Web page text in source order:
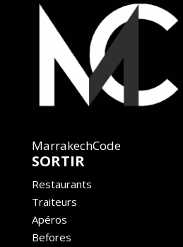
MarrakechCode
SORTIR
Restaurants
Traiteurs
Apéros
Befores